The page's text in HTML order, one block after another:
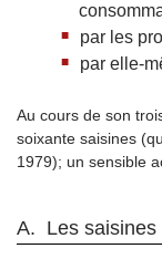
par les
par elle-
Au cours de son
soixante saisines
1979); un sensible
A. Les saisines